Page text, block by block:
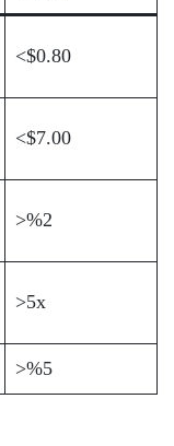
<$0.80
<$7.00
>%2
>5x
>%5